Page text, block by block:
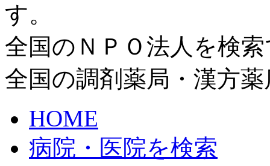
す。
全国のＮＰＯ法人を検
全国の調剤薬局・漢方
HOME
病院・医院を検索